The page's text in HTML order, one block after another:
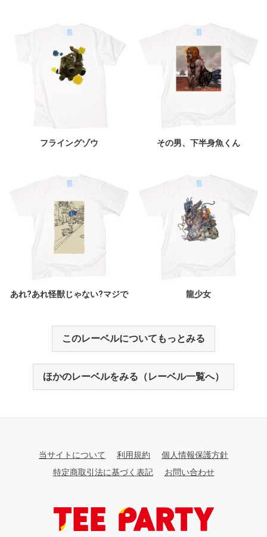
フライングゾウ その男、下半身魚くん
あれ?あれ怪獣じゃない?マジで 龍少女
このレーベルについてもっとみる
ほかのレーベルをみる（レーベル一覧へ）
当サイトについて 利用規約
個人情報保護方針
特定商取引法に基づく表記
お問い合わせ